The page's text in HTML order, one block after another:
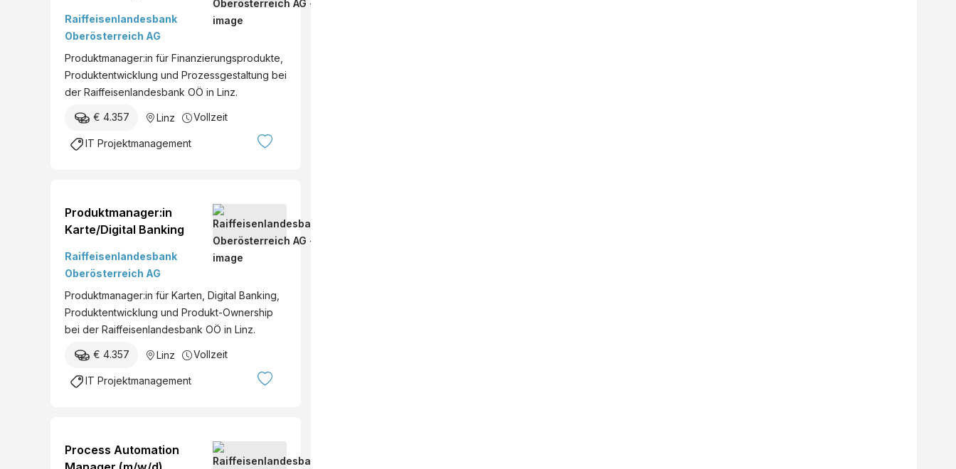
Raiffeisenlandesbank
Oberösterreich AG
Produktmanager:in für Finanzierungsprodukte,
Produktentwicklung und Prozessgestaltung bei
der Raiffeisenlandesbank OÖ in Linz.
€ 4.357 Linz Vollzeit
IT Projektmanagement
Produktmanager:in
Karte/Digital Banking
Raiffeisenlandesbank
Oberösterreich AG
Produktmanager:in für Karten, Digital Banking,
Produktentwicklung und Produkt-Ownership
bei der Raiffeisenlandesbank OÖ in Linz.
€ 4.357 Linz Vollzeit
IT Projektmanagement
Process Automation